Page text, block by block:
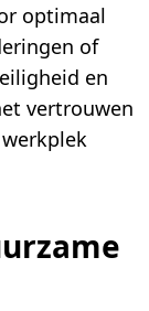
optimaal
of
en
vertrouwen